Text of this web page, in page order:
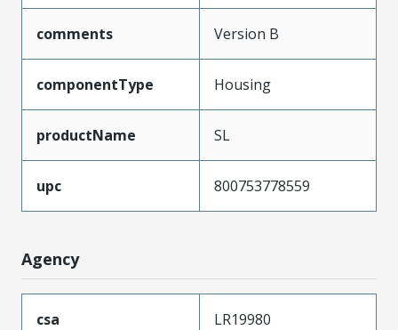
comments Version B
componentType Housing
productName SL
upc 800753778559
Agency
csa LR19980